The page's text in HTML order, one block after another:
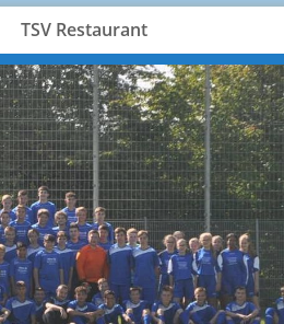
TSV Restaurant